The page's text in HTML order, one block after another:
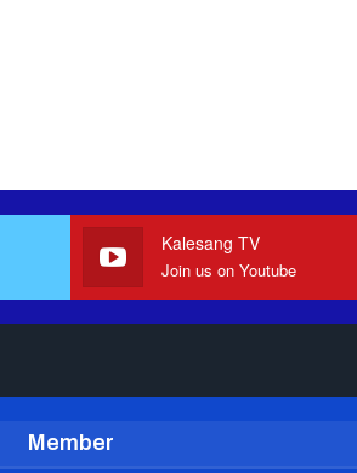
Kalesang TV
Join us on Youtube
Member